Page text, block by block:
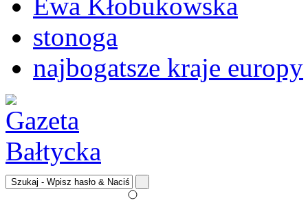
Ewa Kłobukowska
stonoga
najbogatsze kraje europy